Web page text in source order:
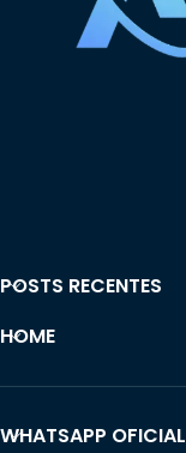
POSTS RECENTES
HOME
WHATSAPP OFICIAL